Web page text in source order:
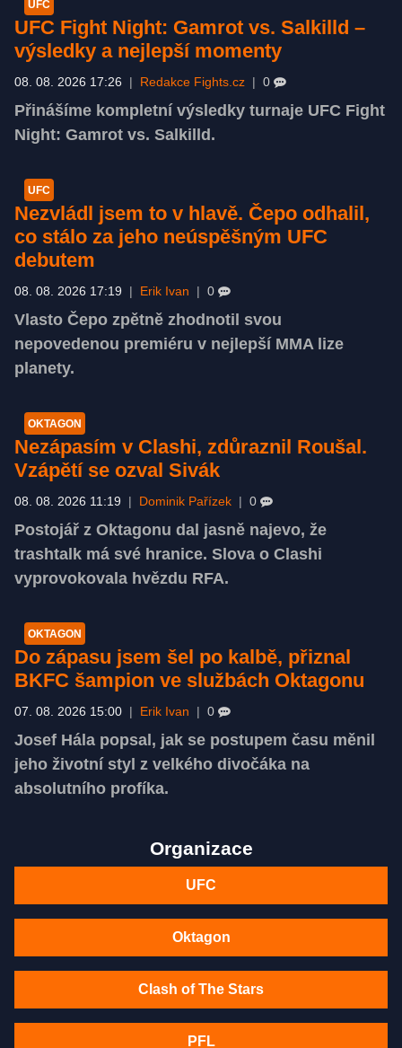
UFC
UFC Fight Night: Gamrot vs. Salkilld –
výsledky a nejlepší momenty
08. 08. 2026 17:26 | Redakce Fights.cz | 0
Přinášíme kompletní výsledky turnaje UFC Fight
Night: Gamrot vs. Salkilld.
UFC
Nezvládl jsem to v hlavě. Čepo odhalil,
co stálo za jeho neúspěšným UFC
debutem
08. 08. 2026 17:19 | Erik Ivan | 0
Vlasto Čepo zpětně zhodnotil svou
nepovedenou premiéru v nejlepší MMA lize
planety.
OKTAGON
Nezápasím v Clashi, zdůraznil Roušal.
Vzápětí se ozval Sivák
08. 08. 2026 11:19 | Dominik Pařízek | 0
Postojář z Oktagonu dal jasně najevo, že
trashtalk má své hranice. Slova o Clashi
vyprovokovala hvězdu RFA.
OKTAGON
Do zápasu jsem šel po kalbě, přiznal
BKFC šampion ve službách Oktagonu
07. 08. 2026 15:00 | Erik Ivan | 0
Josef Hála popsal, jak se postupem času měnil
jeho životní styl z velkého divočáka na
absolutního profíka.
Organizace
UFC
Oktagon
Clash of The Stars
PFL